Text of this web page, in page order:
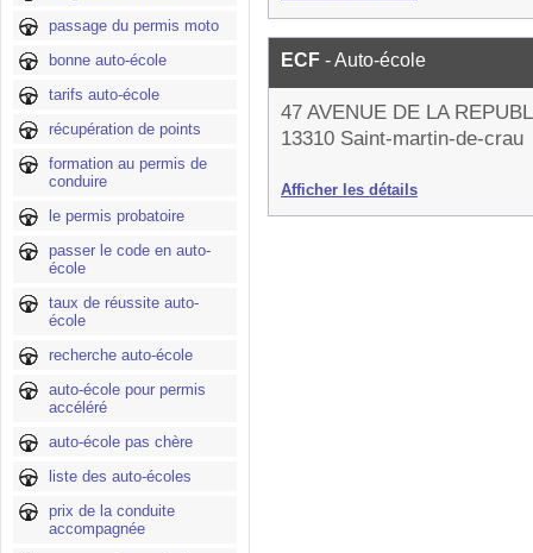
passage du permis moto
bonne auto-école
tarifs auto-école
récupération de points
formation au permis de
conduire
le permis probatoire
passer le code en auto-
école
taux de réussite auto-
école
recherche auto-école
auto-école pour permis
accéléré
auto-école pas chère
liste des auto-écoles
prix de la conduite
accompagnée
ECF - Auto-école
47 AVENUE DE LA
13310 Saint-martin-de-crau
Afficher les détails